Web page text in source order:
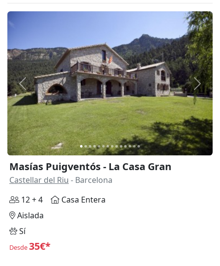
Anterior
Masías Puigventós - La Casa Gran
Castellar del Riu - Barcelona
12 + 4
Casa Entera
Aislada
Sí
Desde35€*